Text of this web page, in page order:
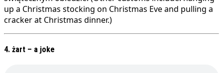
up a Christmas stocking on Christmas Eve and pulling a
cracker at Christmas dinner.)
4. żart – a joke